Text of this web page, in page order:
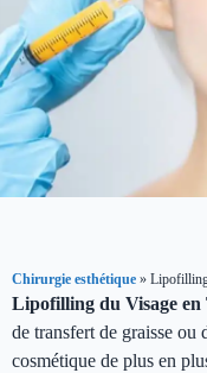
Chirurgie esthétique »
Lipofilling du Visage
de transfert de graisse ou
cosmétique de plus en